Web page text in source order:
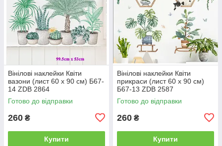
Вінілові наклейки Квіти
вазони (лист 60 х 90 см) Б67-
14 ZDB 2864
Готово до відправки
260 ₴
Купити
Вінілові наклейки Квіти
прикраси (лист 60 х 90 см)
Б67-13 ZDB 2587
Готово до відправки
260 ₴
Купити